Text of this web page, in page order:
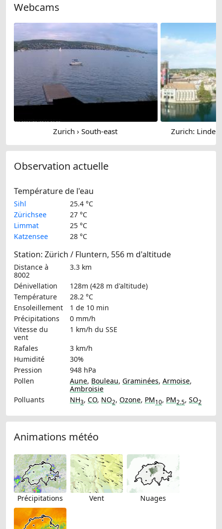
Webcams
Zurich › South-east Zurich:
Observation actuelle
Température de l'eau
Sihl
25.4 °C
Zürichsee
27 °C
Limmat
25 °C
Katzensee
28 °C
Station: Zürich / Fluntern, 556 m d'altitude
Distance à
8002
3.3 km
Dénivellation
128m (428 m d'altitude)
Température
28.2 °C
Ensoleillement
1 de 10 min
Précipitations
0 mm/h
Vitesse du
vent
1 km/h du SSE
Rafales
3 km/h
Humidité
30%
Pression
948 hPa
Pollen
Aune, Bouleau, Graminées, Armoise,
Ambroisie
Polluants
NH3, CO, NO2, Ozone, PM10, PM2.5, SO2
Animations météo
Précipitations Vent Nuages